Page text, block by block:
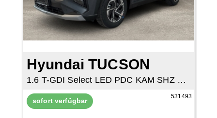
Hyundai TUCSON
1.6 T-GDI Select LED PDC KAM SHZ NAVI TEMP
sofort verfügbar
531493